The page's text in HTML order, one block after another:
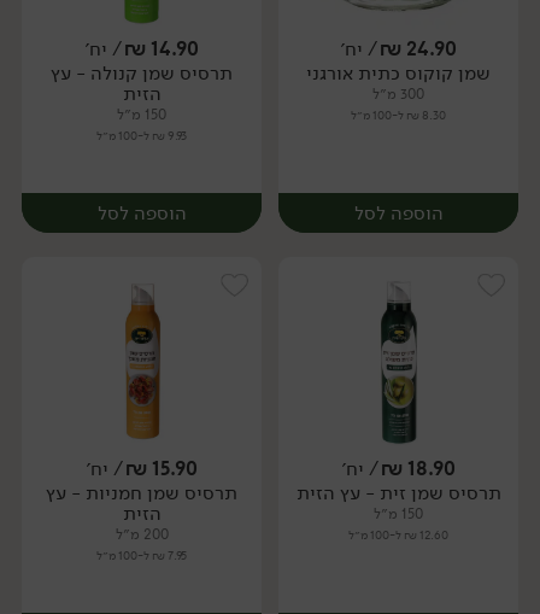
יח׳ יח׳
24.90
₪/ יח׳
שמן קוקוס כתית אורגני
300 מ״ל
8.30 ₪ ל-100 מ״ל
הוספה לסל
יח׳
14.90
₪/ יח׳
תרסיס שמן קנולה - עץ
הזית
150 מ״ל
9.93 ₪ ל-100 מ״ל
הוספה לסל
יח׳
18.90
₪/ יח׳
תרסיס שמן זית - עץ הזית
150 מ״ל
12.60 ₪ ל-100 מ״ל
15.90
₪/ יח׳
תרסיס שמן חמניות - עץ
הזית
200 מ״ל
7.95 ₪ ל-100 מ״ל